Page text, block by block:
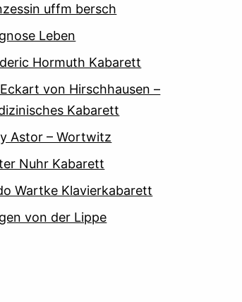
uffm bersch
Leben
Hormuth Kabarett
von Hirschhausen –
Kabarett
Astor – Wortwitz
Nuhr Kabarett
Wartke Klavierkabarett
von der Lippe